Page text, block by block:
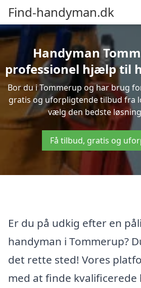
Find-handyman.dk
Handyman
professionel hjælp til
Bor du i Tommerup og har brug
gratis og uforpligtende tilbud fra
vælg den bedste
Få tilbud, gratis og
Er du på udkig efter en
handyman i Tommerup?
det rette sted! Vores
med at finde